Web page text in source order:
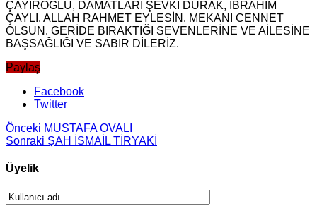
ÇAYIROĞLU, DAMATLARI ŞEVKİ DURAK, İBRAHİM
ÇAYLI. ALLAH RAHMET EYLESİN. MEKANI CENNET
OLSUN. GERİDE BIRAKTIĞI SEVENLERİNE VE AİLESİNE
BAŞSAĞLIĞI VE SABIR DİLERİZ.
Paylaş
Facebook
Twitter
Önceki MUSTAFA OVALI
Sonraki ŞAH İSMAİL TİRYAKİ
Üyelik